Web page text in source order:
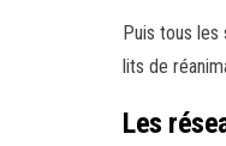
Puis tous les
lits de
Les